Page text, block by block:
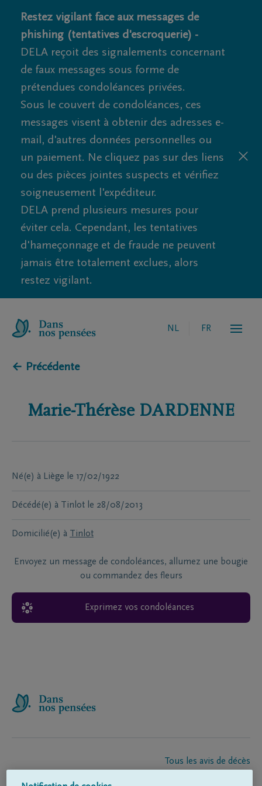
Restez vigilant face aux messages de
phishing (tentatives d'escroquerie) -
DELA reçoit des signalements concernant
de faux messages sous forme de
prétendues condoléances privées.
Sous le couvert de condoléances, ces
messages visent à obtenir des adresses e-
mail, d'autres données personnelles ou
un paiement. Ne cliquez pas sur des liens
ou des pièces jointes suspects et vérifiez
soigneusement l'expéditeur.
DELA prend plusieurs mesures pour
éviter cela. Cependant, les tentatives
d'hameçonnage et de fraude ne peuvent
jamais être totalement exclues, alors
restez vigilant.
NL FR
← Précédente
Marie-Thérèse DARDENNE
Né(e) à Liège le 17/02/1922
Décédé(e) à Tinlot le 28/08/2013
Domicilié(e) à Tinlot
Envoyez un message de condoléances, allumez une bougie
ou commandez des fleurs
Exprimez vos condoléances
Tous les avis de décès